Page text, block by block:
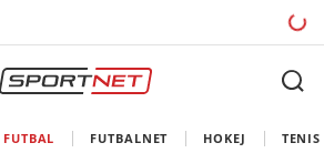
FUTBAL FUTBALNET HOKEJ TENIS